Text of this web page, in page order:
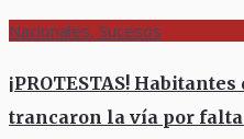
Nacionales, Sucesos
¡PROTESTAS!
trancaron la vía por falta